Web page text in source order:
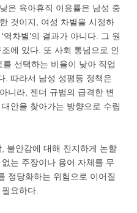
은 육아휴직 이용률은 남성 중
것이지, 여성 차별을 시정하
차별’의 결과가 아니다. 그 원
에 있다. 또 사회 통념으로 인
선택하는 비율이 낮아 직업
. 따라서 남성 성평등 정책은
니라, 젠더 규범의 급격한 변
안을 찾아가는 방향으로 수립
불안감에 대해 진지하게 논할
는 주장이나 용어 자체를 무
정당화하는 위험으로 이어질
요하다.